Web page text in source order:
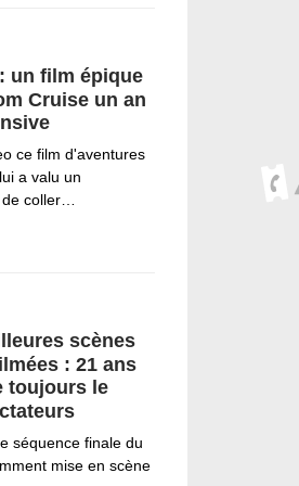
un film épique
Cruise un an
ce film d'aventures
a valu un
de coller…
scènes
: 21 ans
toujours le
séquence finale du
mise en scène